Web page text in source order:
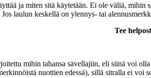
ja miten sitä käytetään. Ei ole väliä,
laulun keskellä on ylennys- tai
Tee
mihin tahansa sävellajiin, eli siinä voi
nuottien edessä), sillä sitralla ei voi